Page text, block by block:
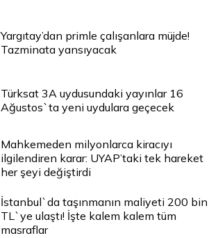
Yargıtay’dan primle çalışanlara müjde!
Tazminata yansıyacak
Türksat 3A uydusundaki yayınlar 16
Ağustos`ta yeni uydulara geçecek
Mahkemeden milyonlarca kiracıyı
ilgilendiren karar: UYAP’taki tek hareket
her şeyi değiştirdi
İstanbul`da taşınmanın maliyeti 200 bin
TL`ye ulaştı! İşte kalem kalem tüm
masraflar